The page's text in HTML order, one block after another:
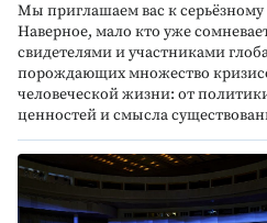
Мы приглашаем вас к серьёзному
Наверное, мало кто уже
свидетелями и участниками
порождающих множество
человеческой жизни: от
ценностей и смысла